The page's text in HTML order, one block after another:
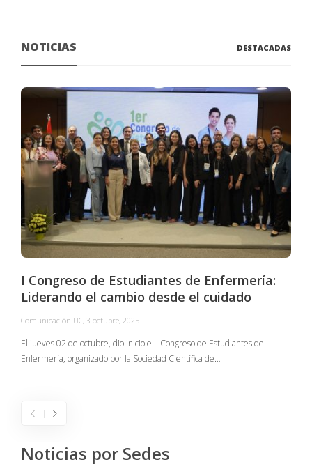
NOTICIAS DESTACADAS
I Congreso de Estudiantes de Enfermería:
Liderando el cambio desde el cuidado
Comunicación UC, 3 octubre, 2025
El jueves 02 de octubre, dio inicio el I Congreso de Estudiantes de
Enfermería, organizado por la Sociedad Científica de…
Noticias por Sedes